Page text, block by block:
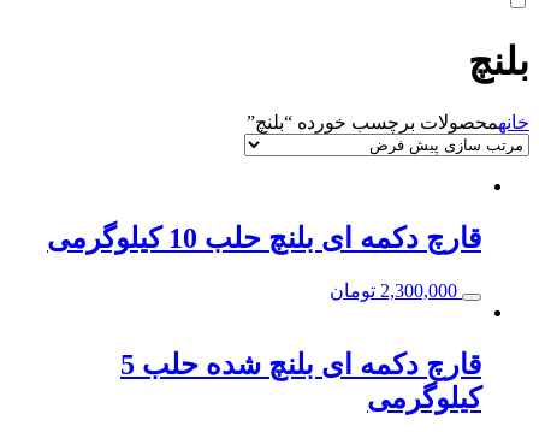
بلنچ
خانهمحصولات برچسب خورده “بلنچ”
قارچ دکمه ای بلنچ حلب 10 کیلوگرمی
2,300,000 تومان
قارچ دکمه ای بلنچ شده حلب 5
کیلوگرمی